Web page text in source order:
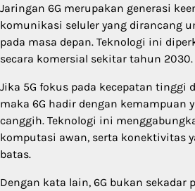
Jaringan 6G merupakan generasi
komunikasi seluler yang dirancang
pada masa depan. Teknologi ini
secara komersial sekitar tahun 2030.
Jika 5G fokus pada kecepatan tinggi
maka 6G hadir dengan kemampuan
canggih. Teknologi ini
komputasi awan, serta konektivitas
batas.
Dengan kata lain, 6G bukan sekadar